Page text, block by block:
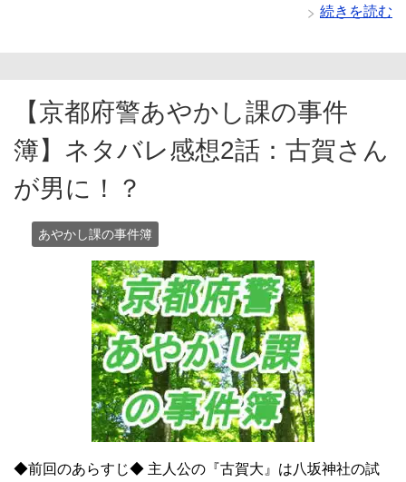
続きを読む
【京都府警あやかし課の事件
簿】ネタバレ感想2話：古賀さん
が男に！？
あやかし課の事件簿
◆前回のあらすじ◆ 主人公の『古賀大』は八坂神社の試